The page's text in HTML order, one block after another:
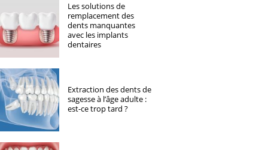
Les solutions de
remplacement des
dents manquantes
avec les implants
dentaires
Extraction des dents de
sagesse à l’âge adulte :
est-ce trop tard ?